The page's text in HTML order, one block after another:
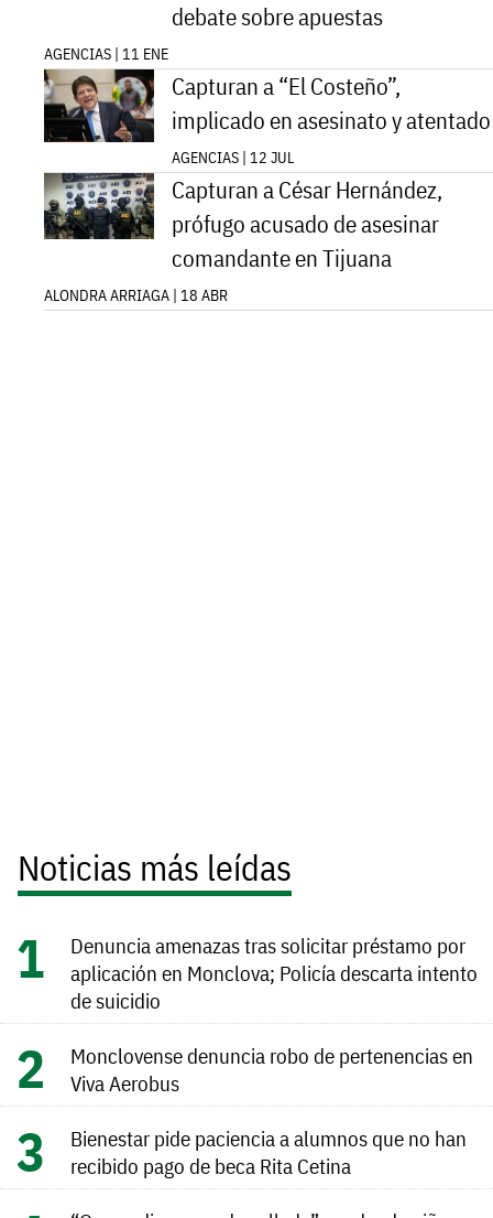
debate sobre apuestas
AGENCIAS | 11 ENE
Capturan a “El Costeño”,
implicado en asesinato y atentado
AGENCIAS | 12 JUL
Capturan a César Hernández,
prófugo acusado de asesinar
comandante en Tijuana
ALONDRA ARRIAGA | 18 ABR
Noticias más leídas
Denuncia amenazas tras solicitar préstamo por
aplicación en Monclova; Policía descarta intento
de suicidio
Monclovense denuncia robo de pertenencias en
Viva Aerobus
Bienestar pide paciencia a alumnos que no han
recibido pago de beca Rita Cetina